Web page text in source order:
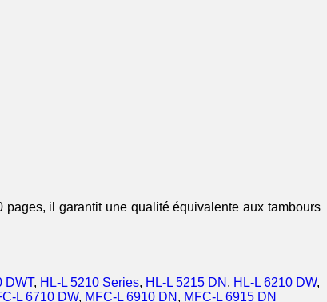
il garantit une qualité équivalente aux tambours
DWT, HL-L 5210 Series, HL-L 5215 DN , HL-L 6210 DW,
L 6710 DW, MFC-L 6910 DN , MFC-L 6915 DN